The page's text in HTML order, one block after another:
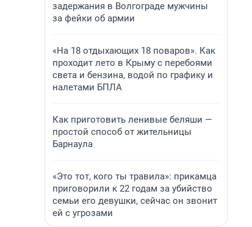
задержания в Волгограде мужчины
за фейки об армии
«На 18 отдыхающих 18 поваров». Как
проходит лето в Крыму с перебоями
света и бензина, водой по графику и
налетами БПЛА
Как приготовить ленивые беляши —
простой способ от жительницы
Барнаула
«Это тот, кого ты травила»: прикамца
приговорили к 22 годам за убийство
семьи его девушки, сейчас он звонит
ей с угрозами